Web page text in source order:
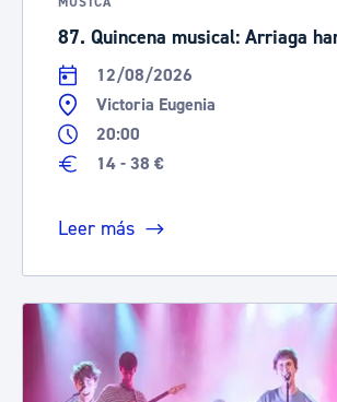
87. Quincena musical: Arriaga
12/08/2026
Victoria Eugenia
20:00
14 - 38 €
Leer más